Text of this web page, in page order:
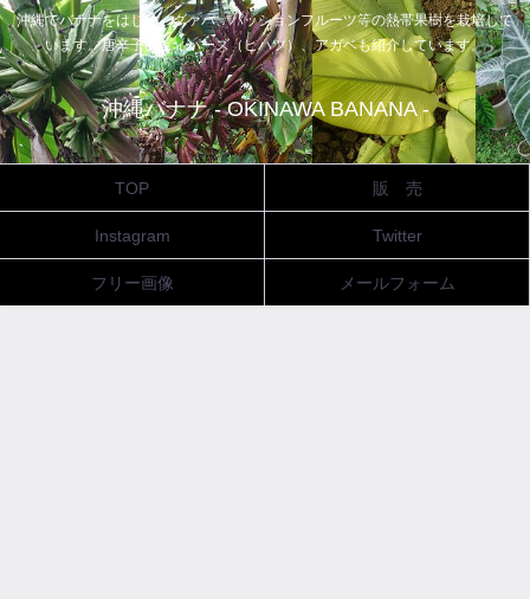
沖縄でバナナをはじめ、グァバ、パッションフルーツ等の熱帯果樹を栽培して
います。唐辛子、ピィパーズ（ヒハツ）、アガベも紹介しています。
沖縄バナナ - OKINAWA BANANA -
TOP 販 売
Instagram Twitter
フリー画像 メールフォーム